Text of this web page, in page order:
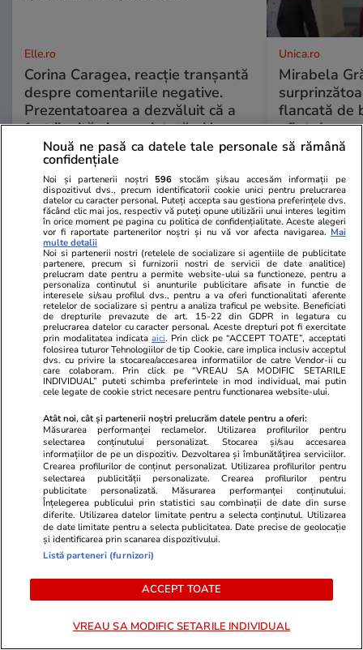
Elle.ro
Corina Caragea, reacție tranșantă
despre comentariile negative.
Prezentatoarea a dezvăluit că a
fost jignită și amenințată: „Un
lucru cred că e important de spus
clar...”
Unica.ro
Mirabela
flancată de
aflat
de Apel
MONDEN
Stiri Mondene 12:51
merge la concerte cu
elicopterul: „Nu este despre
lux, ci despre eficiență”
Stiri Mondene 12:25
Cupei Mondiale FIFA 2026.
scenă au devenit virale
Nouă ne pasă ca datele tale personale să rămână
confidențiale
Noi și partenerii noștri 596 stocăm și/sau accesăm informații pe
dispozitivul dvs., precum identificatorii cookie unici pentru prelucrarea
datelor cu caracter personal. Puteți accepta sau gestiona preferințele dvs.
făcând clic mai jos, respectiv vă puteți opune utilizării unui interes legitim
în orice moment pe pagina cu politica de confidențialitate. Aceste alegeri
vor fi raportate partenerilor noștri și nu vă vor afecta navigarea. Mai
multe detalii
Noi si partenerii nostri (retelele de socializare si agentiile de publicitate
partenere, precum si furnizorii nostri de servicii de date analitice)
prelucram date pentru a permite website-ului sa functioneze, pentru a
personaliza continutul si anunturile publicitare afisate in functie de
interesele si/sau profilul dvs., pentru a va oferi functionalitati aferente
retelelor de socializare si pentru a analiza traficul pe website. Beneficiati
de drepturile prevazute de art. 15-22 din GDPR in legatura cu
prelucrarea datelor cu caracter personal. Aceste drepturi pot fi exercitate
prin modalitatea indicataaici. Prin click pe “ACCEPT TOATE”, acceptati
folosirea tuturor Tehnologiilor de tip Cookie, care implica inclusiv acceptul
dvs. cu privire la stocarea/accesarea informatiilor de catre Vendor-ii cu
care colaboram. Prin click pe “VREAU SA MODIFIC SETARILE
INDIVIDUAL” puteti schimba preferintele in mod individual, mai putin
cele legate de cookie strict necesare pentru functionarea website-ului.
Atât noi, cât și partenerii noștri prelucrăm datele pentru a oferi:
Măsurarea performanței reclamelor. Utilizarea profilurilor pentru
selectarea conținutului personalizat. Stocarea și/sau accesarea
informațiilor de pe un dispozitiv. Dezvoltarea și îmbunătățirea serviciilor.
Crearea profilurilor de conținut personalizat. Utilizarea profilurilor pentru
selectarea publicității personalizate. Crearea profilurilor pentru
publicitate personalizată. Măsurarea performanței conținutului.
Înțelegerea publicului prin statistici sau combinații de date din surse
diferite. Utilizarea datelor limitate pentru a selecta conținutul. Utilizarea
de date limitate pentru a selecta publicitatea. Date precise de geolocație
și identificarea prin scanarea dispozitivului.
Listă parteneri (furnizori)
ACCEPT TOATE
VREAU SA MODIFIC SETARILE INDIVIDUAL